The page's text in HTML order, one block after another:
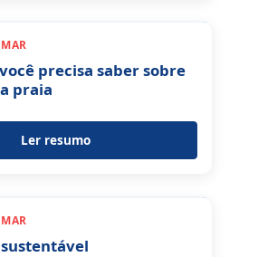
precisa saber sobre
praia
Ler resumo